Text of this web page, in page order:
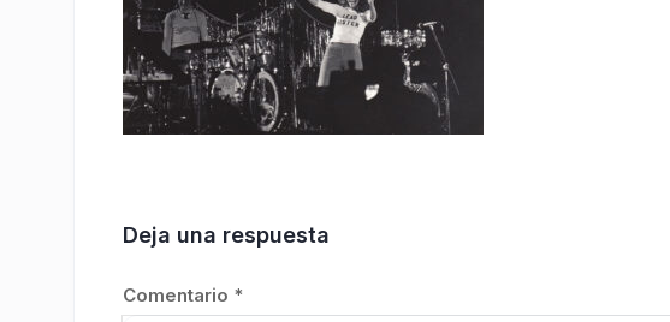
Deja una respuesta
Comentario *